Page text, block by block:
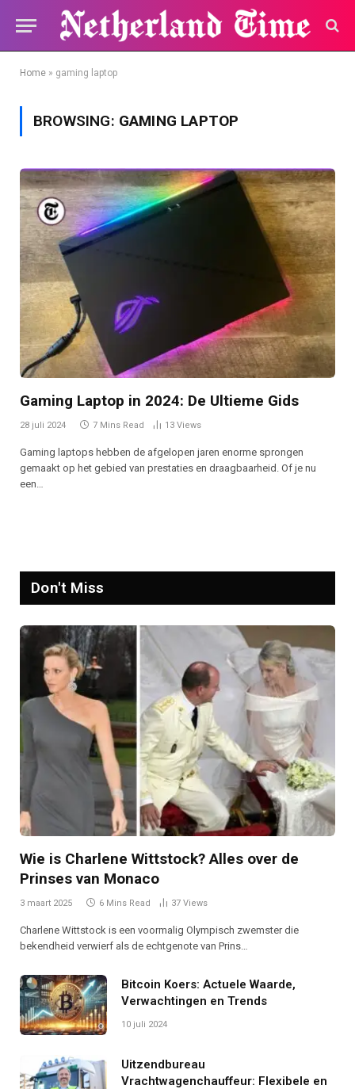
Home » gaming laptop
BROWSING: GAMING LAPTOP
Gaming Laptop in 2024: De Ultieme Gids
28 juli 2024 7 Mins Read 13 Views
Gaming laptops hebben de afgelopen jaren enorme sprongen
gemaakt op het gebied van prestaties en draagbaarheid. Of je nu
een…
Don't Miss
Wie is Charlene Wittstock? Alles over de
Prinses van Monaco
3 maart 2025 6 Mins Read 37 Views
Charlene Wittstock is een voormalig Olympisch zwemster die
bekendheid verwierf als de echtgenote van Prins…
Bitcoin Koers: Actuele Waarde,
Verwachtingen en Trends
10 juli 2024
Uitzendbureau
Vrachtwagenchauffeur: Flexibele en